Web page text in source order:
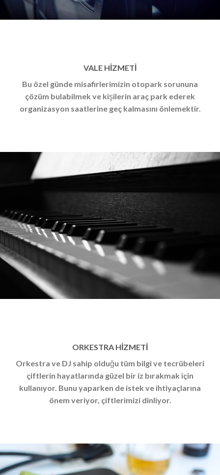
VALE HİZMETİ
Bu özel günde misafirlerimizin otopark sorununa
çözüm bulabilmek ve kişilerin araç park ederek
organizasyon saatlerine geç kalmasını önlemektir.
ORKESTRA HİZMETİ
Orkestra ve DJ sahip olduğu tüm bilgi ve tecrübeleri
çiftlerin hayatlarında güzel bir iz bırakmak için
kullanıyor. Bunu yaparken de istek ve ihtiyaçlarına
önem veriyor, çiftlerimizi dinliyor.